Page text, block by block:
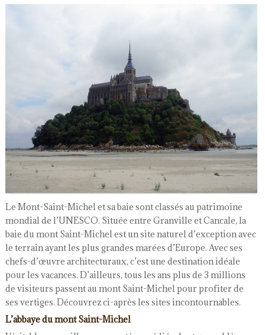
Le Mont-Saint-Michel et sa baie sont classés au patrimoine
mondial de l’UNESCO. Située entre Granville et Cancale, la
baie du mont Saint-Michel est un site naturel d’exception avec
le terrain ayant les plus grandes marées d’Europe. Avec ses
chefs-d’œuvre architecturaux, c’est une destination idéale
pour les vacances. D’ailleurs, tous les ans plus de 3 millions
de visiteurs passent au mont Saint-Michel pour profiter de
ses vertiges. Découvrez ci-après les sites incontournables.
L’abbaye du mont Saint-Michel